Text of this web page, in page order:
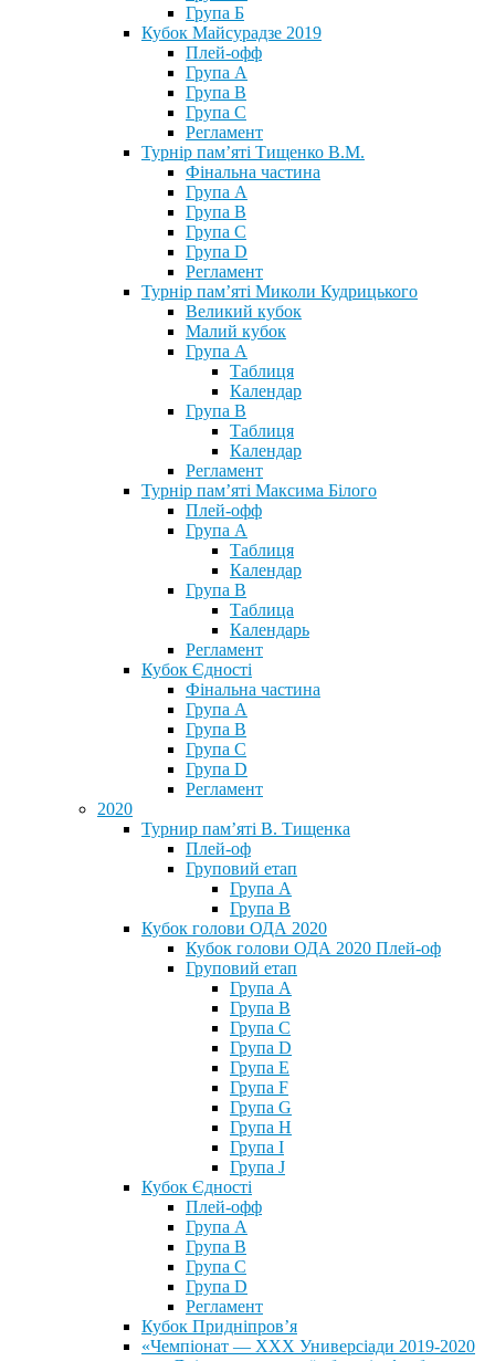
Група Б
Кубок Майсурадзе 2019
Плей-офф
Група А
Група В
Група С
Регламент
Турнір пам’яті Тищенко В.М.
Фінальна частина
Група А
Група В
Група С
Група D
Регламент
Турнір пам’яті Миколи Кудрицького
Великий кубок
Малий кубок
Група А
Таблиця
Календар
Група В
Таблиця
Календар
Регламент
Турнір пам’яті Максима Білого
Плей-офф
Група А
Таблиця
Календар
Група В
Таблица
Календарь
Регламент
Кубок Єдності
Фінальна частина
Група А
Група В
Група С
Група D
Регламент
2020
Турнир пам’яті В. Тищенка
Плей-оф
Груповий етап
Група А
Група В
Кубок голови ОДА 2020
Кубок голови ОДА 2020 Плей-оф
Груповий етап
Група A
Група B
Група C
Група D
Група E
Група F
Група G
Група H
Група I
Група J
Кубок Єдності
Плей-офф
Група А
Група В
Група С
Група D
Регламент
Кубок Придніпров’я
«Чемпіонат — ХХХ Универсіади 2019-2020